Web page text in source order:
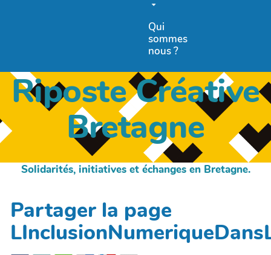
Qui
sommes
nous ?
Riposte Créative
Bretagne
Solidarités, initiatives et échanges en Bretagne.
Partager la page